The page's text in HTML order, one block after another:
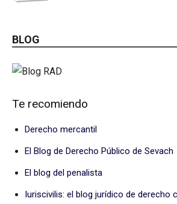
BLOG
Te recomiendo
Derecho mercantil
El Blog de Derecho Público de Sevach
El blog del penalista
Iuriscivilis: el blog jurídico de derecho